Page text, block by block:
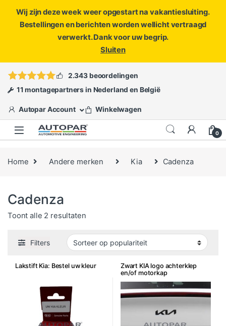
Wij zijn deze week weer opgestart na vakantiesluiting.
Bestellingen en berichten worden wellicht vertraagd
verwerkt. Dank voor uw begrip.
Sluiten
ofopen een ticket
2.343 beoordelingen
11 montagepartners in Nederland en België
Autopar Account Winkelwagen
0
Home Andere merken Kia Cadenza
Cadenza
Toont alle 2 resultatenGesorteerd op populariteit
Filters
Lakstift Kia: Bestel uw kleur
Zwart KIA logo achterklep
en/of motorkap